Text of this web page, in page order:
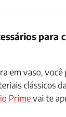
para
em vaso, você
clássicos
Primevai te